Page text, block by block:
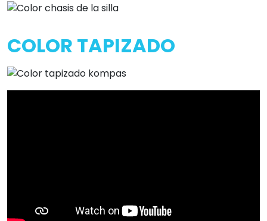
COLOR TAPIZADO